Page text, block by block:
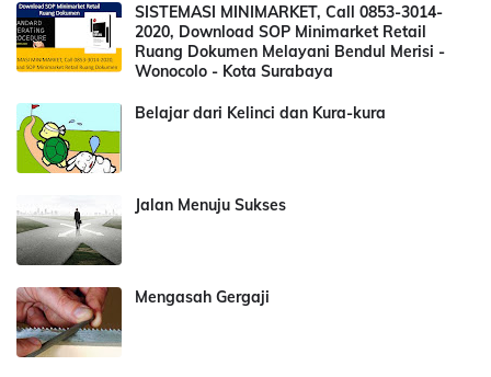
SISTEMASI MINIMARKET, Call 0853-3014-
2020, Download SOP Minimarket Retail
Ruang Dokumen Melayani Bendul Merisi -
Wonocolo - Kota Surabaya
Belajar dari Kelinci dan Kura-kura
Jalan Menuju Sukses
Mengasah Gergaji